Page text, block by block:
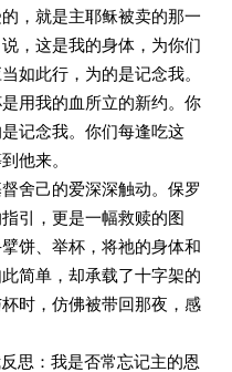
，就是主耶稣被卖的那一
，这是我的身体，为你们
如此行，为的是记念我。
用我的血所立的新约。你
记念我。你们每逢吃这
他来。
舍己的爱深深触动。保罗
引，更是一幅救赎的图
饼、举杯，将祂的身体和
简单，却承载了十字架的
时，仿佛被带回那夜，感
思：我是否常忘记主的恩